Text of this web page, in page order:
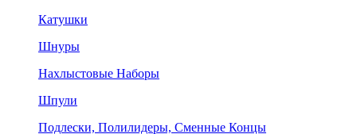
Катушки
Шнуры
Нахлыстовые Наборы
Шпули
Подлески, Полилидеры, Сменные Концы